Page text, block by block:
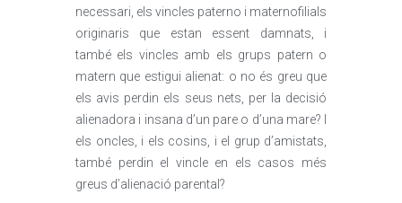
necessari, els vincles paterno i maternofilials
originaris que estan essent damnats, i
també els vincles amb els grups patern o
matern que estigui alienat: o no és greu que
els avis perdin els seus nets, per la decisió
alienadora i insana d’un pare o d’una mare? I
els oncles, i els cosins, i el grup d’amistats,
també perdin el vincle en els casos més
greus d’alienació parental?